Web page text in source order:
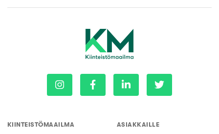
KIINTEISTÖMAAILMA ASIAKKAILLE